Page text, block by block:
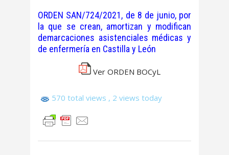
ORDEN SAN/724/2021, de 8 de junio, por
la que se crean, amortizan y modifican
demarcaciones asistenciales médicas y
de enfermería en Castilla y León
Ver ORDEN BOCyL
570 total views , 2 views today